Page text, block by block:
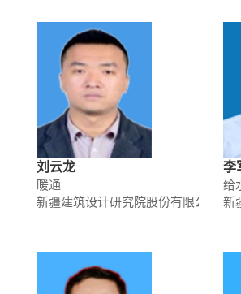
刘云龙
暖通
新疆建筑设计研究院股份有限公司
李
给
新